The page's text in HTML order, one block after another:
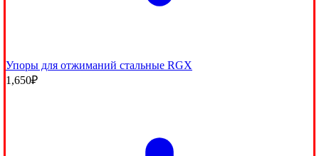
Упоры для отжиманий стальные RGX
1,650₽